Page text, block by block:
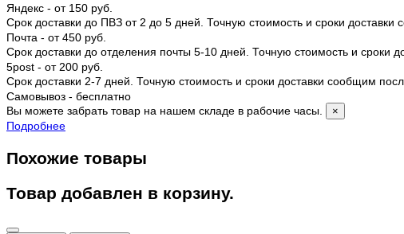
Яндекс - от 150 руб.
Срок доставки до ПВЗ от 2 до 5 дней. Точную стоимость и сроки
Почта - от 450 руб.
Срок доставки до отделения почты 5-10 дней. Точную стоимость и сроки
5post - от 200 руб.
Срок доставки 2-7 дней. Точную стоимость и сроки доставки сообщим
Самовывоз - бесплатно
Вы можете забрать товар на нашем складе в рабочие часы.
×
Подробнее
Похожие товары
Товар добавлен в корзину.